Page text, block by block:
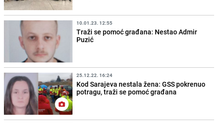
10.01.23. 12:55
Traži se pomoć građana: Nestao Admir
Puzić
25.12.22. 16:24
Kod Sarajeva nestala žena: GSS pokrenuo
potragu, traži se pomoć građana